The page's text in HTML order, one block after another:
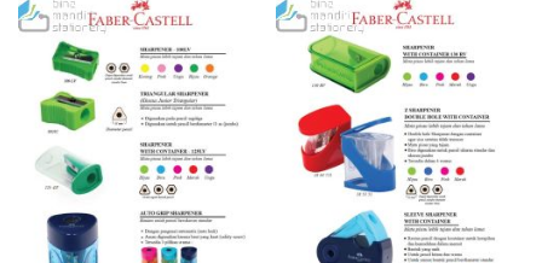
TO
WISH
LIST
TO
COMPARE
WISH
LIST
COMPARE